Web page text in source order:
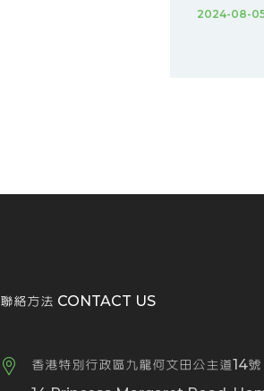
2024-08-
聯絡方法 CONTACT US
香港特別行政區九龍何文田公主道14號